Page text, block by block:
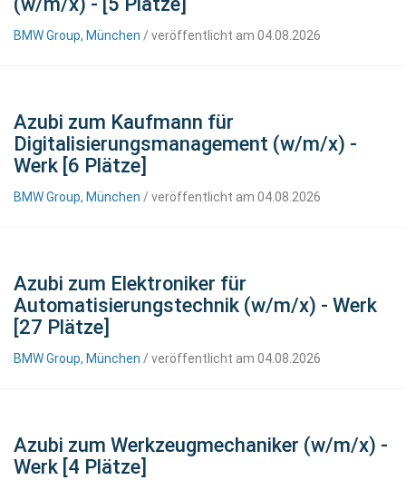
BMW Group, München / veröffentlicht am 04.08.2026
Azubi zum Kaufmann für
Digitalisierungsmanagement (w/m/x) -
Werk [6 Plätze]
BMW Group, München / veröffentlicht am 04.08.2026
Azubi zum Elektroniker für
Automatisierungstechnik (w/m/x) - Werk
[27 Plätze]
BMW Group, München / veröffentlicht am 04.08.2026
Azubi zum Werkzeugmechaniker (w/m/x) -
Werk [4 Plätze]